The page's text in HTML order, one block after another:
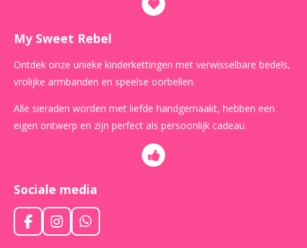
My Sweet Rebel
Ontdek onze unieke kinderkettingen met verwisselbare bedels,
vrolijke armbanden en speelse oorbellen.
Alle sieraden worden met liefde handgemaakt, hebben een
eigen ontwerp en zijn perfect als persoonlijk cadeau.
Sociale media
F
a
I
n
W
h